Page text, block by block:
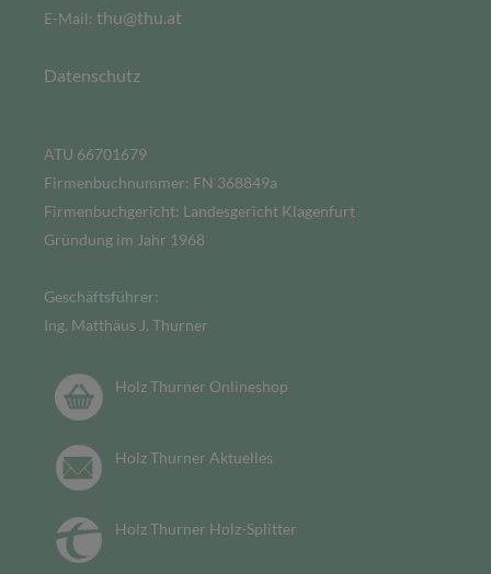
E-Mail: thu@thu.at
Datenschutz
ATU 66701679
Firmenbuchnummer: FN 368849a
Firmenbuchgericht: Landesgericht Klagenfurt
Gründung im Jahr 1968
Geschäftsführer:
Ing. Matthäus J. Thurner
Holz Thurner Onlineshop
Holz Thurner Aktuelles
Holz Thurner Holz-Splitter